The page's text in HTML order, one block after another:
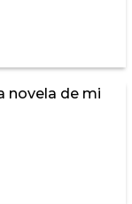
novela de mi